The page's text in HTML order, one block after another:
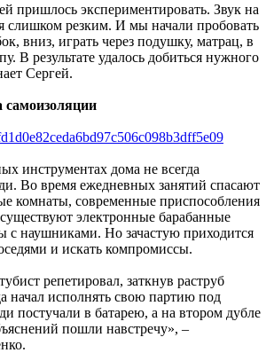
пришлось экспериментировать. Звук на
слишком резким. И мы начали пробовать
вниз, играть через подушку, матрац, в
В результате удалось добиться нужного
Сергей.
инструментах дома не всегда
Во время ежедневных занятий спасают
комнаты, современные приспособления
электронные барабанные
с наушниками. Но зачастую приходится
и искать компромиссы.
репетировал, заткнув раструб
начал исполнять свою партию под
постучали в батарею, а на втором дубле
пошли навстречу», –